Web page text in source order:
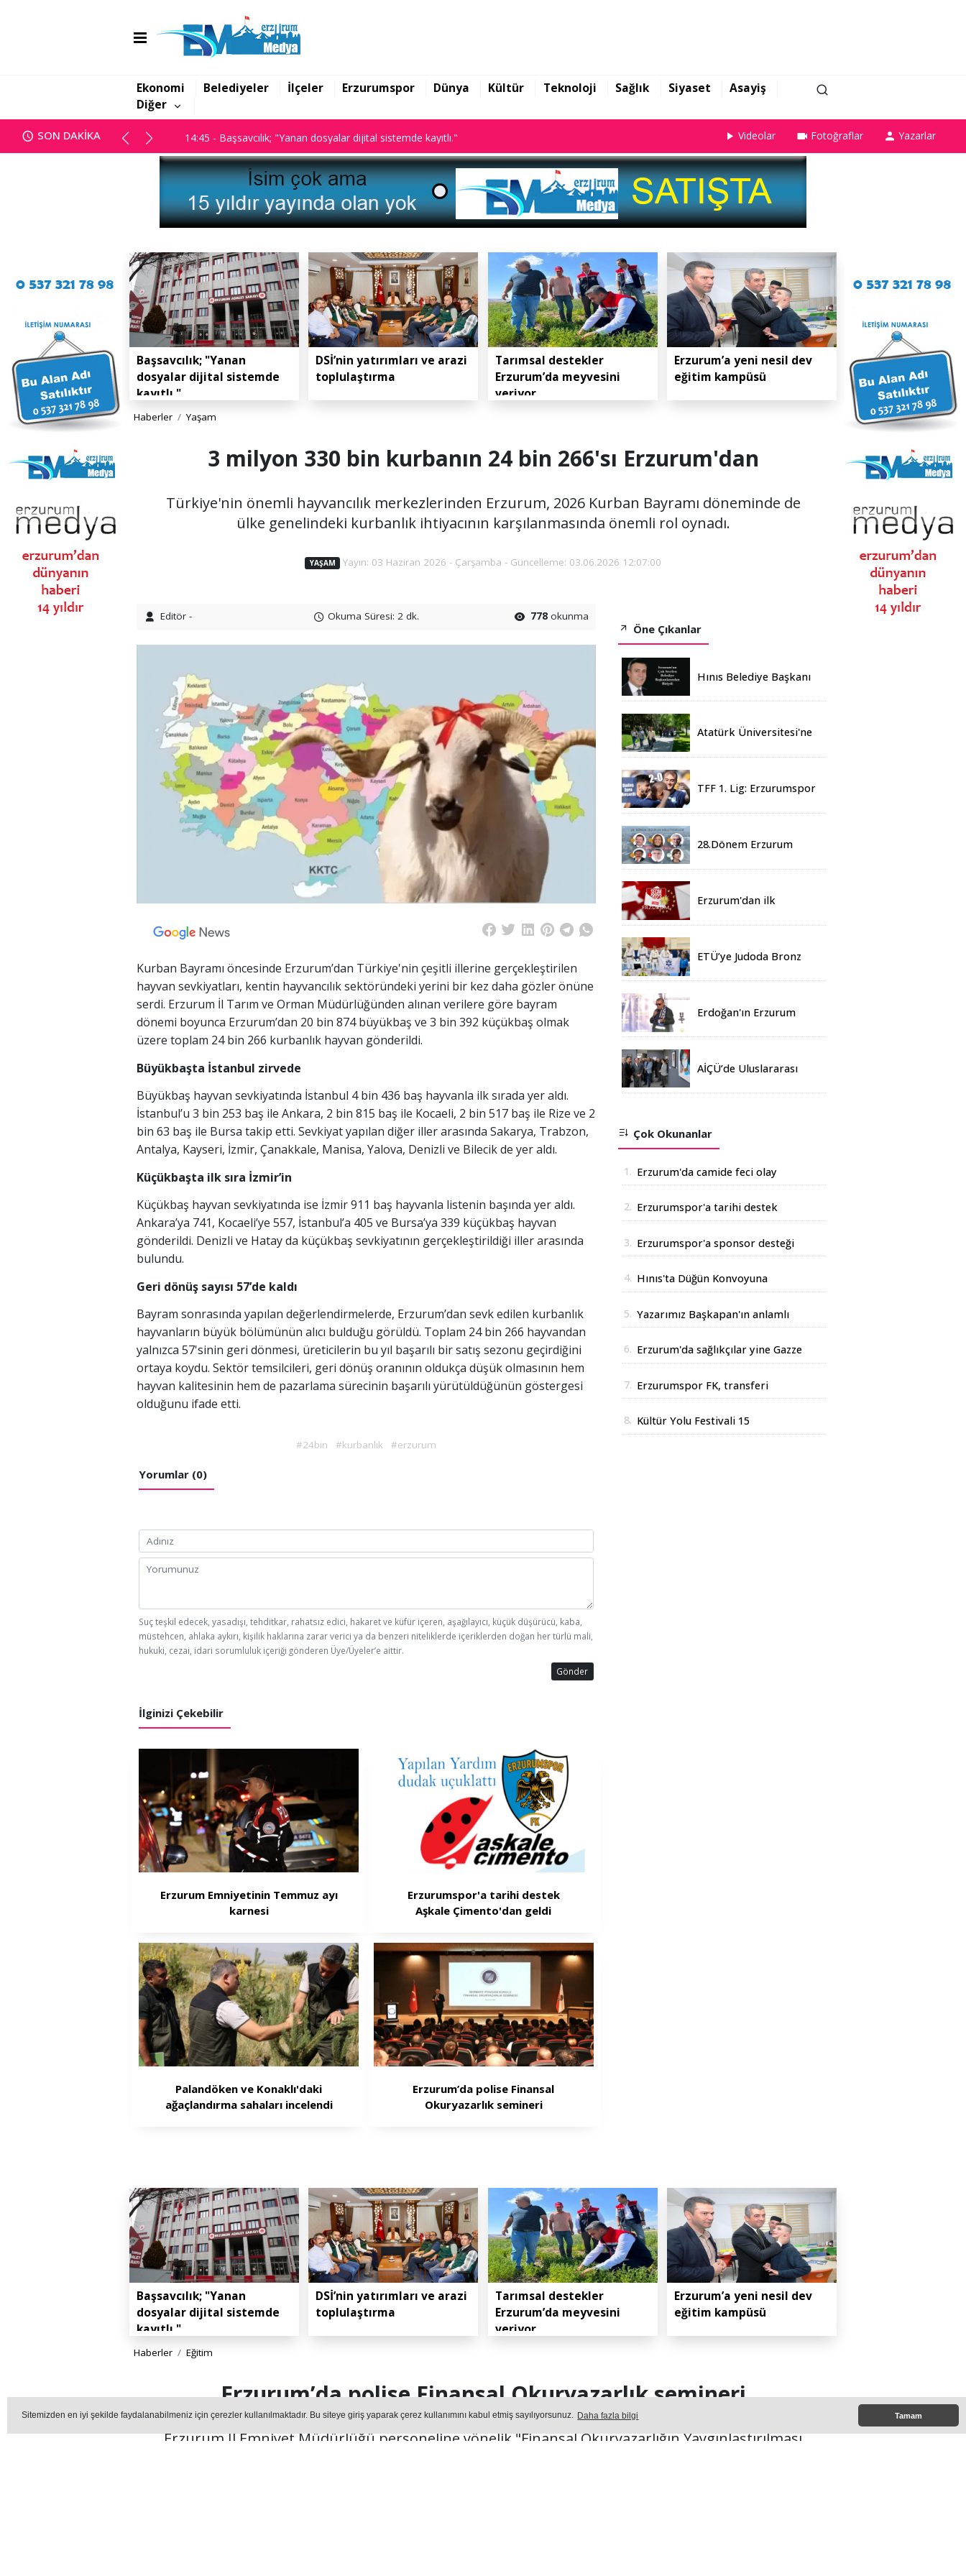
Sitemizden en iyi şekilde faydalanabilmeniz için çerezler kullanılmaktadır. Bu siteye giriş yaparak çerez kullanımını kabul etmiş sayılıyorsunuz. Daha fazla bilgi Tamam
Ekonomi Belediyeler İlçeler Erzurumspor Dünya Kültür Teknoloji Sağlık Siyaset
Asayiş
Diğer
SON DAKİKA
14:43 - DSİ’nin yatırımları ve arazi toplulaştırma
14:43 - DSİ’nin yatırımları ve arazi toplulaştırma
14:45 - Başsavcılık; "Yanan dosyalar dijital sistemde kayıtlı."
Videolar Fotoğraflar Yazarlar
Başsavcılık; "Yanan
dosyalar dijital sistemde
kayıtlı."
DSİ’nin yatırımları ve arazi
toplulaştırma
Tarımsal destekler
Erzurum’da meyvesini
veriyor
Erzurum’a yeni nesil dev
eğitim kampüsü
Haberler Yaşam
3 milyon 330 bin kurbanın 24 bin 266'sı Erzurum'dan
Türkiye'nin önemli hayvancılık merkezlerinden Erzurum, 2026 Kurban Bayramı döneminde de
ülke genelindeki kurbanlık ihtiyacının karşılanmasında önemli rol oynadı.
YAŞAM Yayın: 03 Haziran 2026 - Çarşamba - Güncelleme: 03.06.2026 12:07:00
Editör - Okuma Süresi: 2 dk. 778 okunma
Kurban Bayramı öncesinde Erzurum’dan Türkiye'nin çeşitli illerine gerçekleştirilen
hayvan sevkiyatları, kentin hayvancılık sektöründeki yerini bir kez daha gözler önüne
serdi. Erzurum İl Tarım ve Orman Müdürlüğünden alınan verilere göre bayram
dönemi boyunca Erzurum’dan 20 bin 874 büyükbaş ve 3 bin 392 küçükbaş olmak
üzere toplam 24 bin 266 kurbanlık hayvan gönderildi.
Büyükbaşta İstanbul zirvede
Büyükbaş hayvan sevkiyatında İstanbul 4 bin 436 baş hayvanla ilk sırada yer aldı.
İstanbul’u 3 bin 253 baş ile Ankara, 2 bin 815 baş ile Kocaeli, 2 bin 517 baş ile Rize ve 2
bin 63 baş ile Bursa takip etti. Sevkiyat yapılan diğer iller arasında Sakarya, Trabzon,
Antalya, Kayseri, İzmir, Çanakkale, Manisa, Yalova, Denizli ve Bilecik de yer aldı.
Küçükbaşta ilk sıra İzmir’in
Küçükbaş hayvan sevkiyatında ise İzmir 911 baş hayvanla listenin başında yer aldı.
Ankara’ya 741, Kocaeli’ye 557, İstanbul’a 405 ve Bursa’ya 339 küçükbaş hayvan
gönderildi. Denizli ve Hatay da küçükbaş sevkiyatının gerçekleştirildiği iller arasında
bulundu.
Geri dönüş sayısı 57’de kaldı
Bayram sonrasında yapılan değerlendirmelerde, Erzurum’dan sevk edilen kurbanlık
hayvanların büyük bölümünün alıcı bulduğu görüldü. Toplam 24 bin 266 hayvandan
yalnızca 57'sinin geri dönmesi, üreticilerin bu yıl başarılı bir satış sezonu geçirdiğini
ortaya koydu. Sektör temsilcileri, geri dönüş oranının oldukça düşük olmasının hem
hayvan kalitesinin hem de pazarlama sürecinin başarılı yürütüldüğünün göstergesi
olduğunu ifade etti.
#24bin #kurbanlık #erzurum
Yorumlar (0)
Suç teşkil edecek, yasadışı, tehditkar, rahatsız edici, hakaret ve küfür içeren, aşağılayıcı, küçük düşürücü, kaba,
müstehcen, ahlaka aykırı, kişilik haklarına zarar verici ya da benzeri niteliklerde içeriklerden doğan her türlü mali,
hukuki, cezai, idari sorumluluk içeriği gönderen Üye/Üyeler’e aittir.
Gönder
İlginizi Çekebilir
Erzurum Emniyetinin Temmuz ayı
karnesi
Erzurumspor'a tarihi destek
Aşkale Çimento'dan geldi
Palandöken ve Konaklı'daki
ağaçlandırma sahaları incelendi
Erzurum’da polise Finansal
Okuryazarlık semineri
Öne Çıkanlar
Hınıs Belediye Başkanı
Atatürk Üniversitesi'ne
Üniversiteden Öğrenci
TFF 1. Lig: Erzurumspor
28.Dönem Erzurum
Erzurum'dan ilk
ETÜ’ye Judoda Bronz
Erdoğan'ın Erzurum
rekoru kırıldı
AİÇÜ’de Uluslararası
Açıldı
Çok Okunanlar
1. Erzurum'da camide feci olay
2. Erzurumspor'a tarihi destek
3. Erzurumspor'a sponsor desteği
4. Hınıs'ta Düğün Konvoyuna
5. Yazarımız Başkapan'ın anlamlı
6. Erzurum'da sağlıkçılar yine Gazze
7. Erzurumspor FK, transferi
8. Kültür Yolu Festivali 15
Başsavcılık; "Yanan
dosyalar dijital sistemde
kayıtlı."
DSİ’nin yatırımları ve arazi
toplulaştırma
Tarımsal destekler
Erzurum’da meyvesini
veriyor
Erzurum’a yeni nesil dev
eğitim kampüsü
Haberler Eğitim
Erzurum’da polise Finansal Okuryazarlık semineri
Erzurum İl Emniyet Müdürlüğü personeline yönelik "Finansal Okuryazarlığın Yaygınlaştırılması